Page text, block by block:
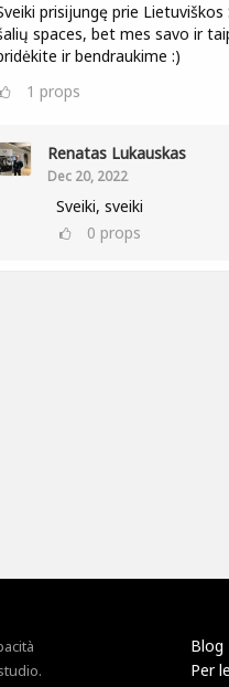
prisijungę prie
spaces, bet mes savo ir
ir bendraukime :)
1 props
Renatas Lukauskas
Dec 20, 2022
Sveiki, sveiki
0 props
Blog
Per